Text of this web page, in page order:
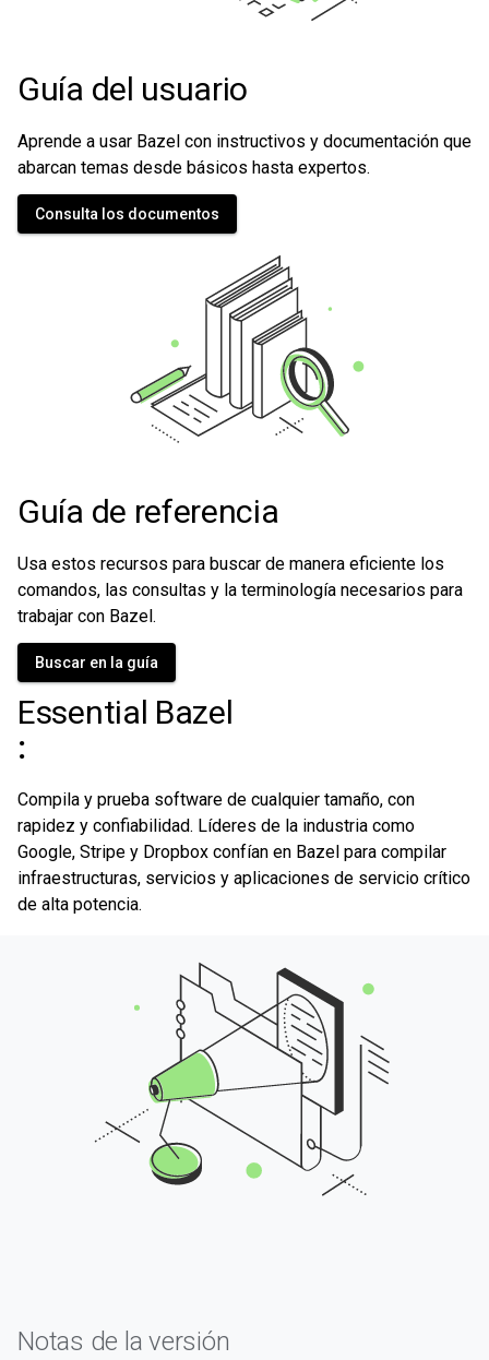
Guía del usuario
Aprende a usar Bazel con instructivos y documentación que
abarcan temas desde básicos hasta expertos.
Consulta los documentos
Guía de referencia
Usa estos recursos para buscar de manera eficiente los
comandos, las consultas y la terminología necesarios para
trabajar con Bazel.
Buscar en la guía
Essential Bazel
:
Compila y prueba software de cualquier tamaño, con
rapidez y confiabilidad. Líderes de la industria como
Google, Stripe y Dropbox confían en Bazel para compilar
infraestructuras, servicios y aplicaciones de servicio crítico
de alta potencia.
Notas de la versión